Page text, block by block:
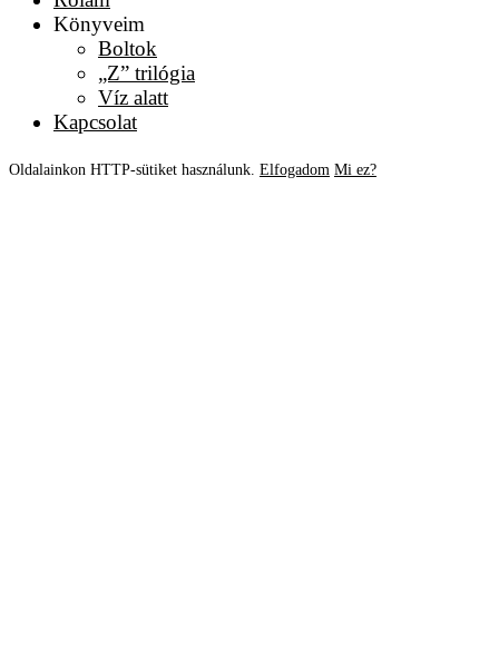
Könyveim
Boltok
„Z” trilógia
Víz alatt
Kapcsolat
Oldalainkon HTTP-sütiket használunk. Elfogadom Mi ez?